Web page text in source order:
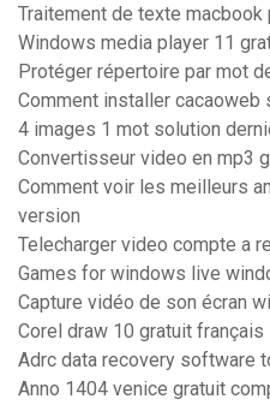
Traitement de texte macbook
Windows media player 11
Protéger répertoire par mot
Comment installer cacaoweb
4 images 1 mot solution
Convertisseur video en mp3
Comment voir les meilleurs
version
Telecharger video compte a
Games for windows live
Capture vidéo de son écran
Corel draw 10 gratuit français
Adrc data recovery software
Anno 1404 venice gratuit